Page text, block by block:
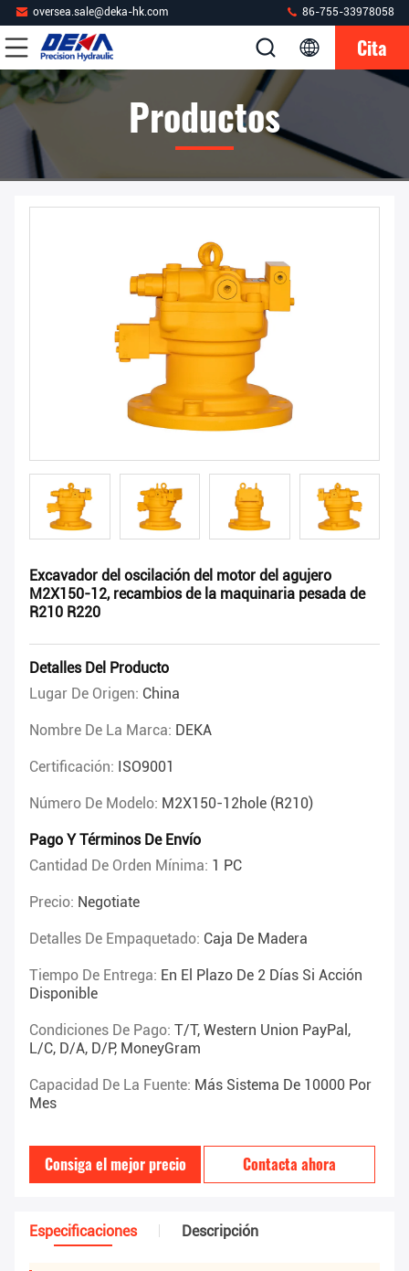
oversea.sale@deka-hk.com 86-755-33978058
Cita
Productos
Excavador del oscilación del motor del agujero
M2X150-12, recambios de la maquinaria pesada de
R210 R220
Detalles Del Producto
Lugar De Origen: China
Nombre De La Marca: DEKA
Certificación: ISO9001
Número De Modelo: M2X150-12hole (R210)
Pago Y Términos De Envío
Cantidad De Orden Mínima: 1 PC
Precio: Negotiate
Detalles De Empaquetado: Caja De Madera
Tiempo De Entrega: En El Plazo De 2 Días Si Acción
Disponible
Condiciones De Pago: T/T, Western Union PayPal,
L/C, D/A, D/P, MoneyGram
Capacidad De La Fuente: Más Sistema De 10000 Por
Mes
Consiga el mejor precio Contacta ahora
Especificaciones Descripción